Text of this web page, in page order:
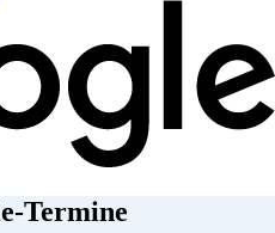
Termine